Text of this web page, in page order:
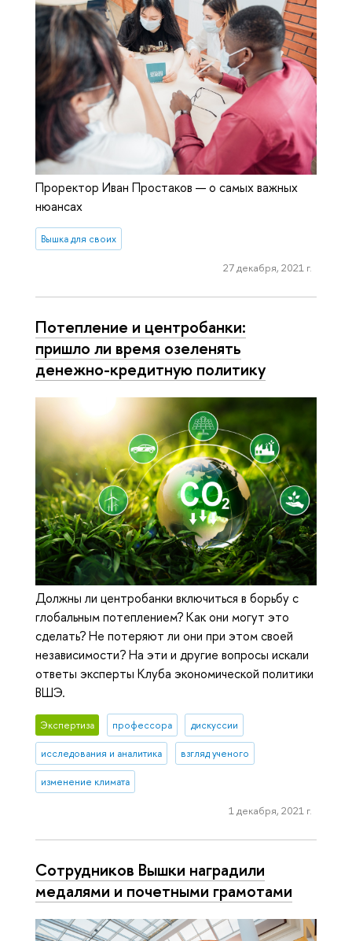
Проректор Иван Простаков — о самых важных
нюансах
Вышка для своих
27 декабря, 2021 г.
Потепление и центробанки:
пришло ли время озеленять
денежно-кредитную политику
Должны ли центробанки включиться в борьбу с
глобальным потеплением? Как они могут это
сделать? Не потеряют ли они при этом своей
независимости? На эти и другие вопросы искали
ответы эксперты Клуба экономической политики
ВШЭ.
Экспертиза профессора дискуссии
исследования и аналитика взгляд ученого
изменение климата
1 декабря, 2021 г.
Сотрудников Вышки наградили
медалями и почетными грамотами